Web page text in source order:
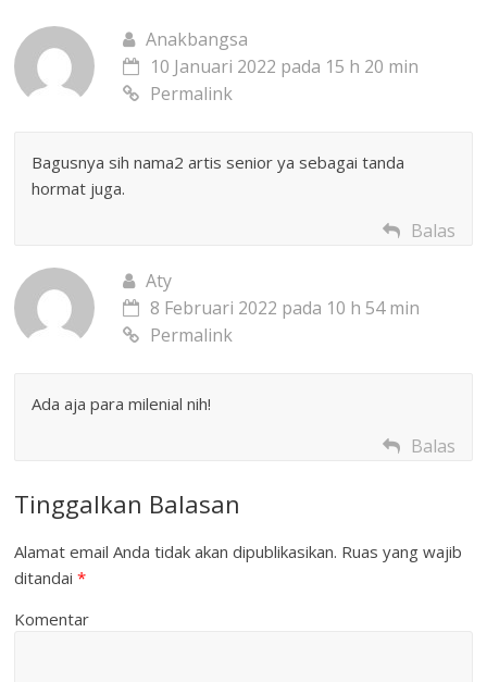
Anakbangsa
10 Januari 2022 pada 15 h 20 min
Permalink
Bagusnya sih nama2 artis senior ya sebagai tanda
hormat juga.
Balas
Aty
8 Februari 2022 pada 10 h 54 min
Permalink
Ada aja para milenial nih!
Balas
Tinggalkan Balasan
Alamat email Anda tidak akan dipublikasikan. Ruas yang wajib
ditandai*
Komentar